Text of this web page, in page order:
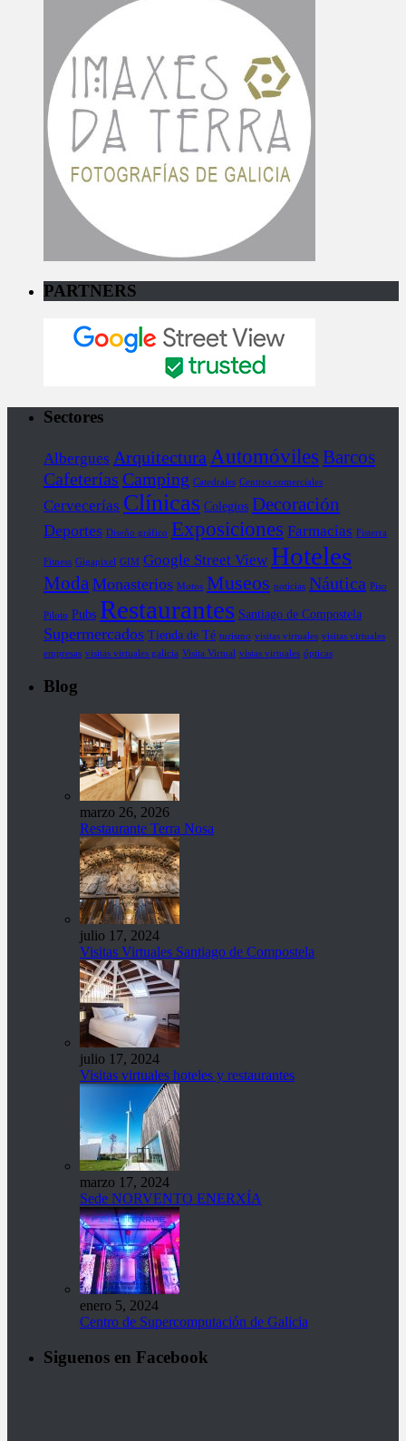
PARTNERS
Sectores
Albergues Arquitectura Automóviles Barcos
Cafeterías Camping Catedrales Centros comerciales
Cervecerías Clínicas Colegios Decoración
Deportes Diseño gráfico Exposiciones Farmacias Fisterra
Fitness Gigapixel GIM Google Street View Hoteles
Moda Monasterios Motos Museos noticias Náutica Piso
Piloto Pubs Restaurantes Santiago de Compostela
Supermercados Tienda de Té turismo visitas virtuales visitas virtuales
empresas visitas virtuales galicia Visita Virtual vistas virtuales ópticas
Blog
marzo 26, 2026
Restaurante Terra Nosa
julio 17, 2024
Visitas Virtuales Santiago de Compostela
julio 17, 2024
Visitas virtuales hoteles y restaurantes
marzo 17, 2024
Sede NORVENTO ENERXÍA
enero 5, 2024
Centro de Supercomputación de Galicia
Siguenos en Facebook